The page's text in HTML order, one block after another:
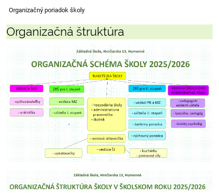
Organizačný poriadok školy
Organizačná štruktúra